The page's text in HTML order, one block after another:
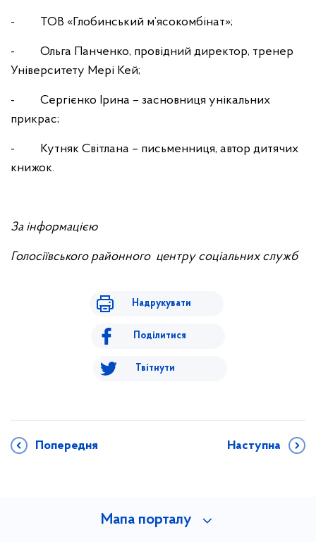
- ТОВ «Глобинський м’ясокомбінат»;
- Ольга Панченко, провідний директор, тренер
Університету Мері Кей;
- Сергієнко Ірина – засновниця унікальних
прикрас;
- Кутняк Світлана – письменниця, автор дитячих
книжок.
За інформацією
Голосіївського районного центру соціальних служб
Надрукувати
Поділитися
Твітнути
Попередня Наступна
Мапа порталу